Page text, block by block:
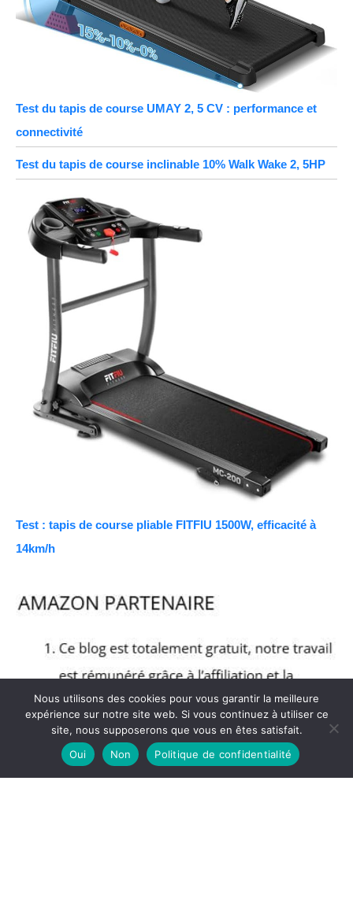
Test du tapis de course UMAY 2, 5 CV : performance et
connectivité
Test du tapis de course inclinable 10% Walk Wake 2, 5HP
Test : tapis de course pliable FITFIU 1500W, efficacité à
14km/h
Nous utilisons des cookies pour vous garantir la meilleure
expérience sur notre site web. Si vous continuez à utiliser ce
site, nous supposerons que vous en êtes satisfait.
Oui
Non Politique de confidentialité